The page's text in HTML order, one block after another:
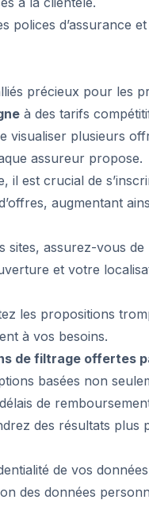
polices d’assurance
précieux pour les
à des tarifs
plusieurs
assureur propose.
il est crucial de
augmentant
assurez-vous de
et votre
les propositions
à vos besoins.
de filtrage offertes
basées non
de
des résultats plus
de vos
des données